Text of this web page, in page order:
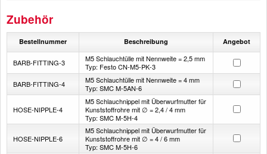
Zubehör
Bestellnummer Beschreibung Angebot
BARB-FITTING-3
M5 Schlauchtülle mit Nennweite = 2,5 mm
Typ: Festo CN-M5-PK-3
BARB-FITTING-4
M5 Schlauchtülle mit Nennweite = 4 mm
Typ: SMC M-5AN-6
HOSE-NIPPLE-4
M5 Schlauchnippel mit Überwurfmutter für
Kunststoffrohre mit ∅ = 2,4 / 4 mm
Typ: SMC M-5H-4
HOSE-NIPPLE-6
M5 Schlauchnippel mit Überwurfmutter für
Kunststoffrohre mit ∅ = 4 / 6 mm
Typ: SMC M-5H-6